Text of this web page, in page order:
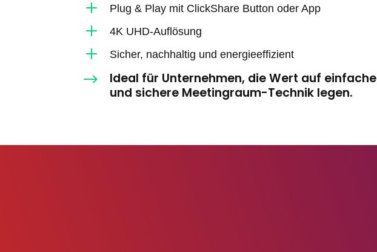
L Plug & Play mit ClickShare Button oder App
L 4K UHD-Auflösung
L Sicher, nachhaltig und energieeffizient
$
Ideal für Unternehmen, die Wert auf einfache
und sichere Meetingraum-Technik legen.